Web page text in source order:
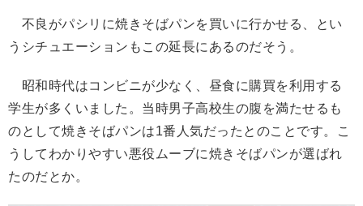
不良がパシリに焼きそばパンを買いに行かせる、とい
うシチュエーションもこの延長にあるのだそう。
昭和時代はコンビニが少なく、昼食に購買を利用する
学生が多くいました。当時男子高校生の腹を満たせるも
のとして焼きそばパンは1番人気だったとのことです。こ
うしてわかりやすい悪役ムーブに焼きそばパンが選ばれ
たのだとか。